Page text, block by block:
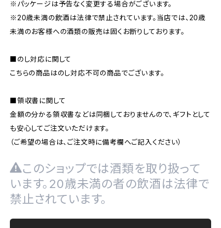
※パッケージは予告なく変更する場合がございます。
※20歳未満の飲酒は法律で禁止されています。当店では、20歳
未満のお客様への酒類の販売は固くお断りしております。
■のし対応に関して
こちらの商品はのし対応不可の商品でございます。
■領収書に関して
金額の分かる領収書などは同梱しておりませんので、ギフトとして
も安心してご注文いただけます。
（ご希望の場合は、ご注文時に備考欄へご記入ください）
このショップでは酒類を取り扱って
います。20歳未満の者の飲酒は法律で
禁止されています。